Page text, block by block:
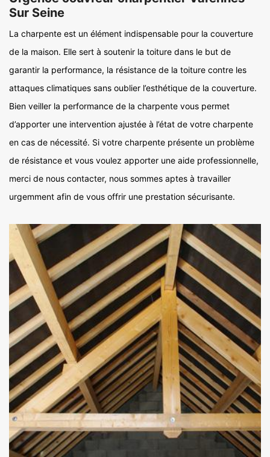
Sur Seine
La charpente est un élément indispensable pour la couverture
de la maison. Elle sert à soutenir la toiture dans le but de
garantir la performance, la résistance de la toiture contre les
attaques climatiques sans oublier l’esthétique de la couverture.
Bien veiller la performance de la charpente vous permet
d’apporter une intervention ajustée à l’état de votre charpente
en cas de nécessité. Si votre charpente présente un problème
de résistance et vous voulez apporter une aide professionnelle,
merci de nous contacter, nous sommes aptes à travailler
urgemment afin de vous offrir une prestation sécurisante.